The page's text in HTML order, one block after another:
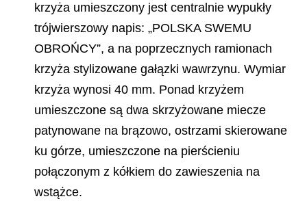
krzyża umieszczony jest centralnie wypukły
trójwierszowy napis: „POLSKA SWEMU
OBROŃCY”, a na poprzecznych ramionach
krzyża stylizowane gałązki wawrzynu. Wymiar
krzyża wynosi 40 mm. Ponad krzyżem
umieszczone są dwa skrzyżowane miecze
patynowane na brązowo, ostrzami skierowane
ku górze, umieszczone na pierścieniu
połączonym z kółkiem do zawieszenia na
wstążce.